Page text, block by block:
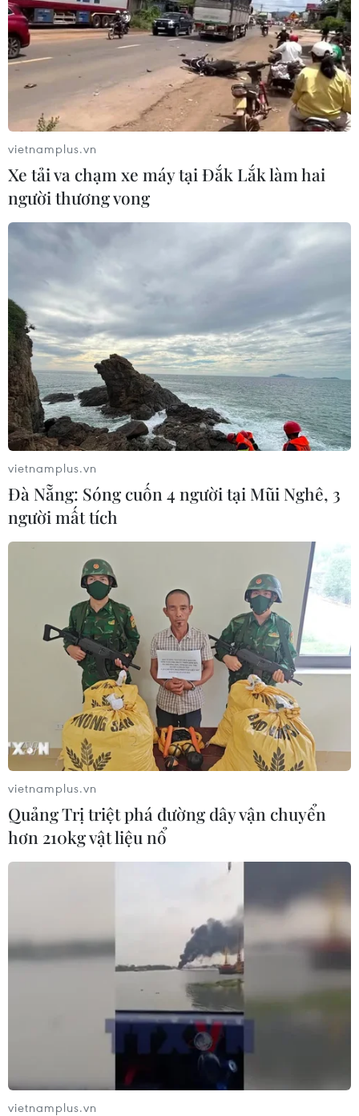
vietnamplus.vn
Xe tải va chạm xe máy tại Đắk Lắk làm hai
người thương vong
vietnamplus.vn
Đà Nẵng: Sóng cuốn 4 người tại Mũi Nghê, 3
người mất tích
vietnamplus.vn
Quảng Trị triệt phá đường dây vận chuyển
hơn 210kg vật liệu nổ
vietnamplus.vn